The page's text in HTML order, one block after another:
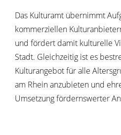
Das Kulturamt übernimmt
kommerziellen
und fördert damit kulturelle
Stadt. Gleichzeitig ist es
Kulturangebot für alle
am Rhein anzubieten und
Umsetzung fördernswerter